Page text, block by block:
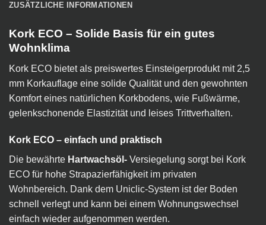
ZUSÄTZLICHE INFORMATIONEN
Kork ECO – Solide Basis für ein gutes
Wohnklima
Kork ECO bietet als preiswertes Einsteigerprodukt mit 2,5
mm Korkauflage eine solide Qualität und den gewohnten
Komfort eines natürlichen Korkbodens, wie Fußwärme,
gelenkschonende Elastizität und leises Trittverhalten.
Kork ECO – einfach und praktisch
Die bewährte Hartwachsöl- Versiegelung sorgt bei Kork
ECO für hohe Strapazierfähigkeit im privaten
Wohnbereich. Dank dem Uniclic-System ist der Boden
schnell verlegt und kann bei einem Wohnungswechsel
einfach wieder aufgenommen werden.